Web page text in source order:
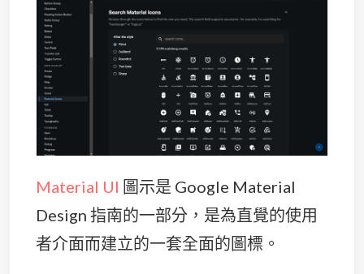
Material UI 圖示是 Google Material
Design 指南的一部分，是為直覺的使用
者介面而建立的一套全面的圖標。